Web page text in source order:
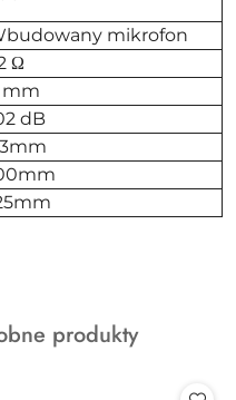
mikrofon
Ω
mm
dB
produkty